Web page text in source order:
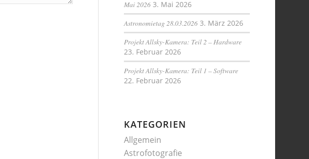
Mai 2026 3. Mai 2026
Astronomietag 28.03.2026 3. März 2026
Projekt Allsky-Kamera: Teil 2 – Hardware
23. Februar 2026
Projekt Allsky-Kamera: Teil 1 – Software
22. Februar 2026
KATEGORIEN
Allgemein
Astrofotografie